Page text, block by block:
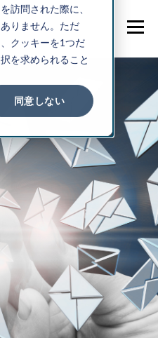
訪問された際に、
りません。ただ
クッキーを1つだ
を求められること
同意しない